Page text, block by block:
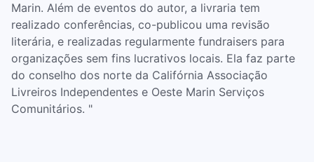
Marin. Além de eventos do autor, a livraria tem
realizado conferências, co-publicou uma revisão
literária, e realizadas regularmente fundraisers para
organizações sem fins lucrativos locais. Ela faz parte
do conselho dos norte da Califórnia Associação
Livreiros Independentes e Oeste Marin Serviços
Comunitários. "